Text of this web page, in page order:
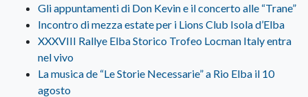
Gli appuntamenti di Don Kevin e il concerto alle “Trane”
Incontro di mezza estate per i Lions Club Isola d’Elba
XXXVIII Rallye Elba Storico Trofeo Locman Italy entra
nel vivo
La musica de “Le Storie Necessarie” a Rio Elba il 10
agosto